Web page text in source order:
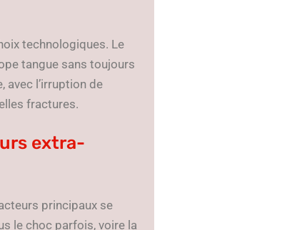
technologiques. Le
tangue sans toujours
avec l’irruption de
fractures.
extra-
principaux se
le choc parfois, voire la